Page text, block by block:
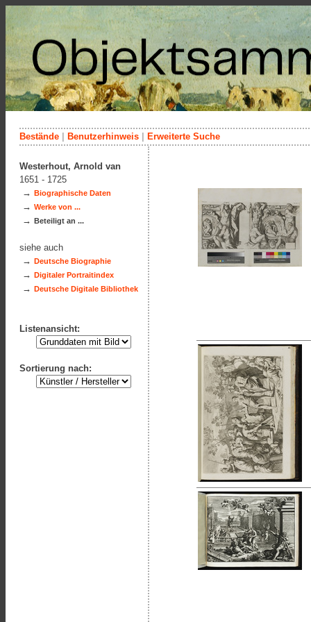
Bestände Benutzerhinweis Erweiterte Suche
Westerhout, Arnold van
1651 - 1725
→ Biographische Daten
→ Werke von ...
→ Beteiligt an ...
siehe auch
→ Deutsche Biographie
→ Digitaler Portraitindex
→ Deutsche Digitale Bibliothek
Listenansicht:
Sortierung nach: